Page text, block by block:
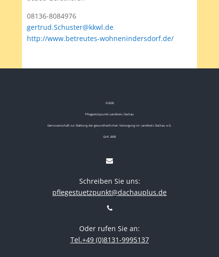
08136-8084976
gertrud.Schuster@kkwl.de
http://www.betreutes-wohnenindersdorf.de/
©2026
Pflegestützpunkt Landkreis Dachau
Genossenschaft zur Stärkung der gesundheitlichen Versorgung im Landkreis Dachau e.G.
GnR 2690
Schreiben Sie uns:
pflegestuetzpunkt@dachauplus.de
Oder rufen Sie an:
Tel.+49 (0)8131-9995137